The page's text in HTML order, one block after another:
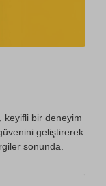
keyifli bir deneyim
geliştirerek
sonunda.